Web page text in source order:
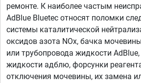
ремонте. К наиболее частым
AdBlue Bluetec относят поломки
системы каталитической
оксидов азота NOx, бачка
или трубопровода жидкости
жидкости адблю, форсунки
отключения мочевины, их замена